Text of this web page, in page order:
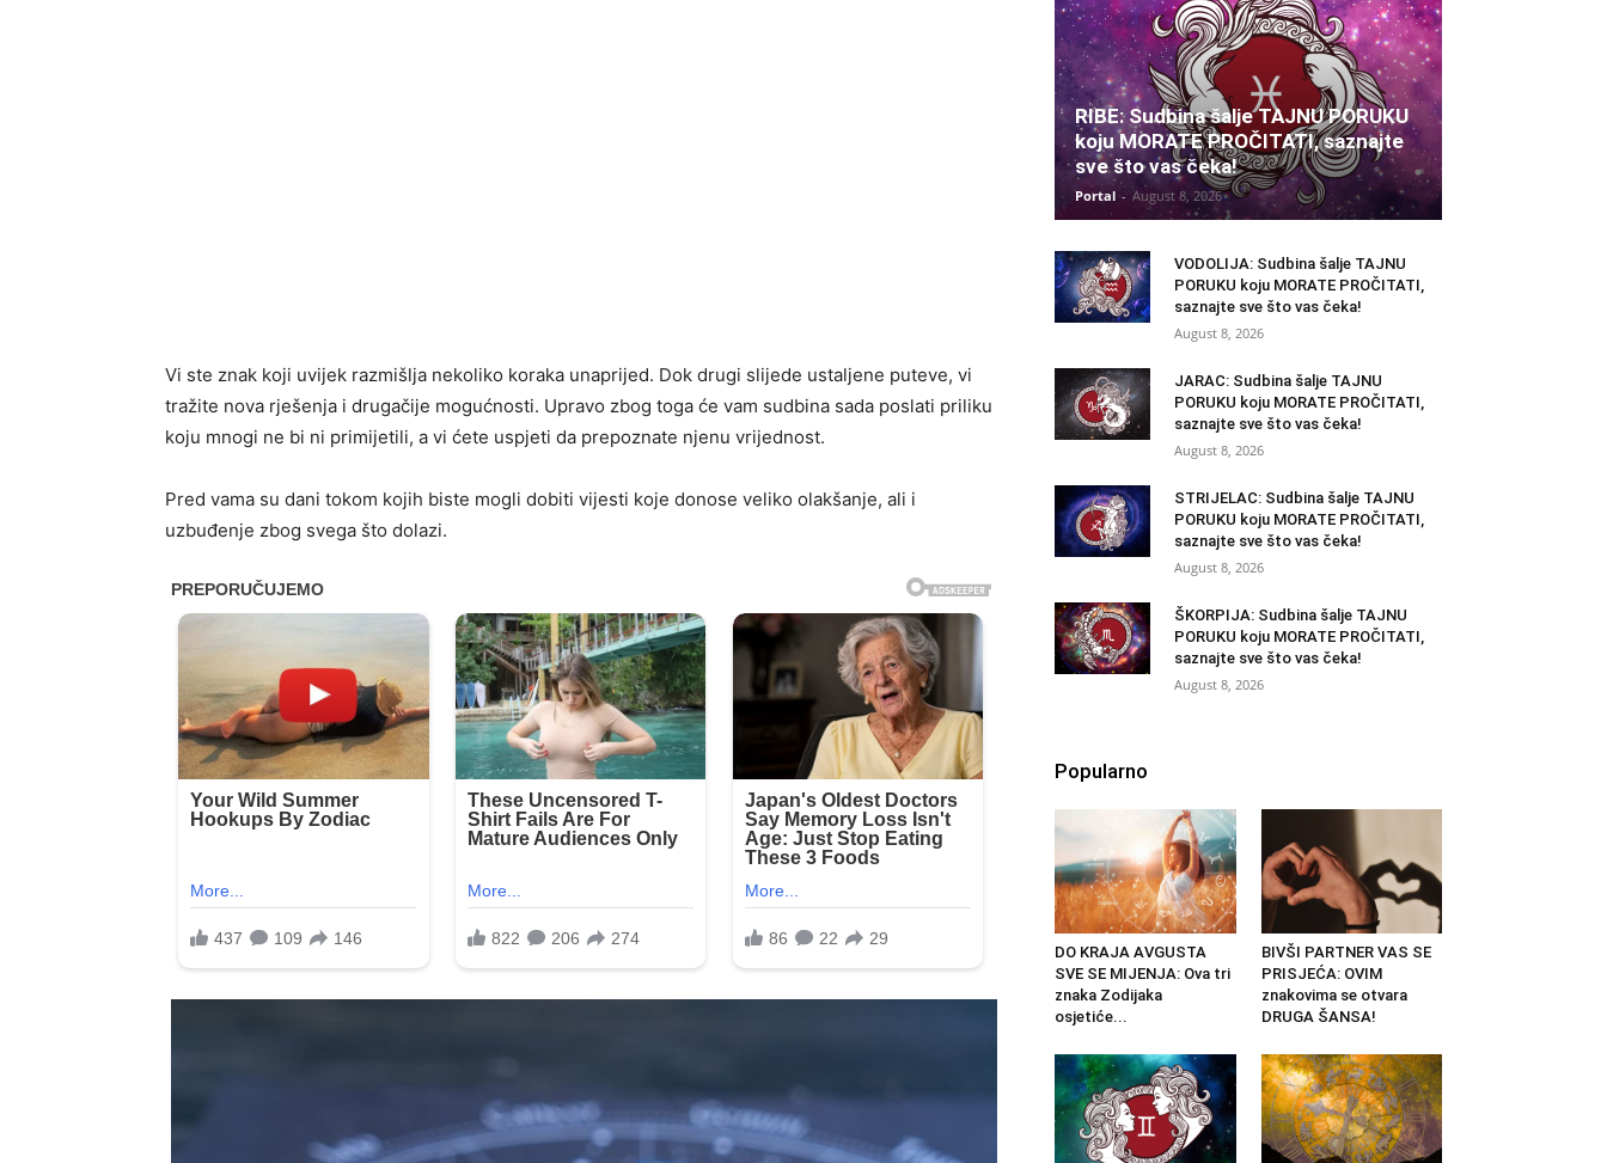
Vi ste znak koji uvijek razmišlja nekoliko koraka unaprijed. Dok drugi slijede ustaljene puteve, vi
tražite nova rješenja i drugačije mogućnosti. Upravo zbog toga će vam sudbina sada poslati priliku
koju mnogi ne bi ni primijetili, a vi ćete uspjeti da prepoznate njenu vrijednost.
Pred vama su dani tokom kojih biste mogli dobiti vijesti koje donose veliko olakšanje, ali i
uzbuđenje zbog svega što dolazi.
RIBE: Sudbina šalje TAJNU PORUKU
koju MORATE PROČITATI, saznajte
sve što vas čeka!
Portal - August 8, 2026
VODOLIJA: Sudbina šalje TAJNU
PORUKU koju MORATE PROČITATI,
saznajte sve što vas čeka!
August 8, 2026
JARAC: Sudbina šalje TAJNU
PORUKU koju MORATE PROČITATI,
saznajte sve što vas čeka!
August 8, 2026
STRIJELAC: Sudbina šalje TAJNU
PORUKU koju MORATE PROČITATI,
saznajte sve što vas čeka!
August 8, 2026
ŠKORPIJA: Sudbina šalje TAJNU
PORUKU koju MORATE PROČITATI,
saznajte sve što vas čeka!
August 8, 2026
Popularno
DO KRAJA AVGUSTA
SVE SE MIJENJA: Ova tri
znaka Zodijaka
osjetiće...
BIVŠI PARTNER VAS SE
PRISJEĆA: OVIM
znakovima se otvara
DRUGA ŠANSA!